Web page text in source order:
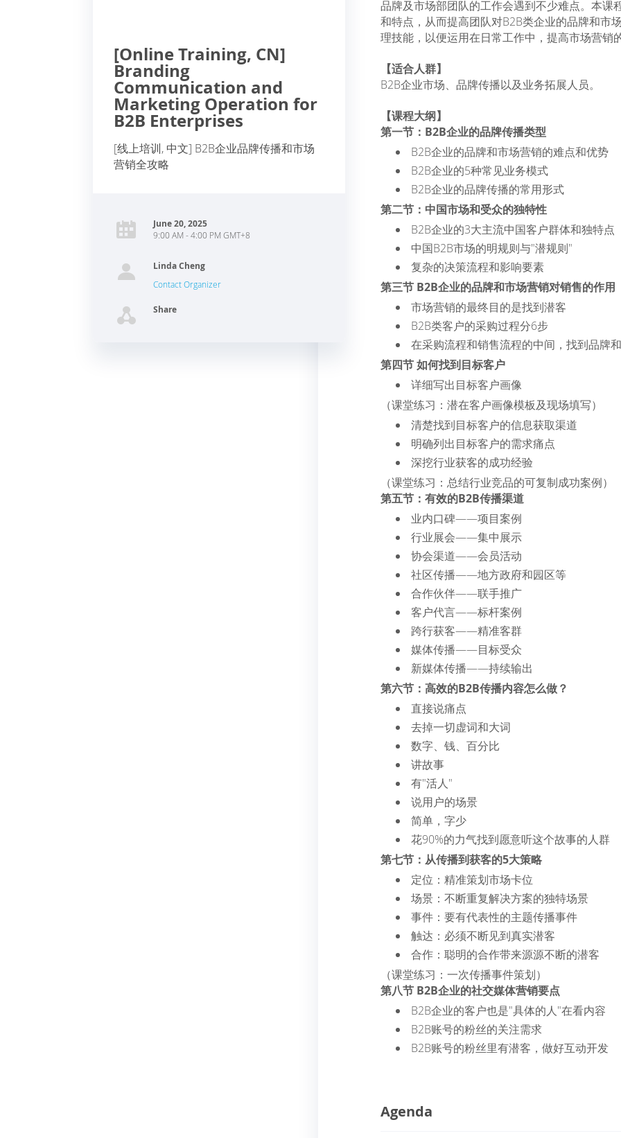
[Online Training, CN]
Branding
Communication and
Marketing Operation for
B2B Enterprises
[线上培训, 中文] B2B企业品牌传播和市场
营销全攻略
June 20, 2025
9:00 AM - 4:00 PM GMT+8
Linda Cheng
Contact Organizer
Share
品牌及市场部团队的工作会遇到不少难点。本课
和特点，从而提高团队对B2B类企业的品牌和市
理技能，以便运用在日常工作中，提高市场营销
【适合人群】
B2B企业市场、品牌传播以及业务拓展人员。
【课程大纲】
第一节：B2B企业的品牌传播类型
B2B企业的品牌和市场营销的难点和优势
B2B企业的5种常见业务模式
B2B企业的品牌传播的常用形式
第二节：中国市场和受众的独特性
B2B企业的3大主流中国客户群体和独特点
中国B2B市场的明规则与"潜规则"
复杂的决策流程和影响要素
第三节 B2B企业的品牌和市场营销对销售的作用
市场营销的最终目的是找到潜客
B2B类客户的采购过程分6步
在采购流程和销售流程的中间，找到品牌
第四节 如何找到目标客户
详细写出目标客户画像
（课堂练习：潜在客户画像模板及现场填写）
清楚找到目标客户的信息获取渠道
明确列出目标客户的需求痛点
深挖行业获客的成功经验
（课堂练习：总结行业竞品的可复制成功案例）
第五节：有效的B2B传播渠道
业内口碑——项目案例
行业展会——集中展示
协会渠道——会员活动
社区传播——地方政府和园区等
合作伙伴——联手推广
客户代言——标杆案例
跨行获客——精准客群
媒体传播——目标受众
新媒体传播——持续输出
第六节：高效的B2B传播内容怎么做？
直接说痛点
去掉一切虚词和大词
数字、钱、百分比
讲故事
有"活人"
说用户的场景
简单，字少
花90%的力气找到愿意听这个故事的人群
第七节：从传播到获客的5大策略
定位：精准策划市场卡位
场景：不断重复解决方案的独特场景
事件：要有代表性的主题传播事件
触达：必须不断见到真实潜客
合作：聪明的合作带来源源不断的潜客
（课堂练习：一次传播事件策划）
第八节 B2B企业的社交媒体营销要点
B2B企业的客户也是"具体的人"在看内容
B2B账号的粉丝的关注需求
B2B账号的粉丝里有潜客，做好互动开发
Agenda